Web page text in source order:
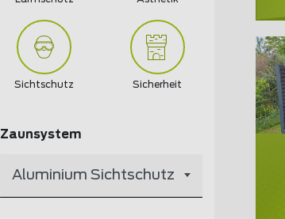
Sichtschutz Sicherheit
Zaunsystem
Aluminium Sichtschutz